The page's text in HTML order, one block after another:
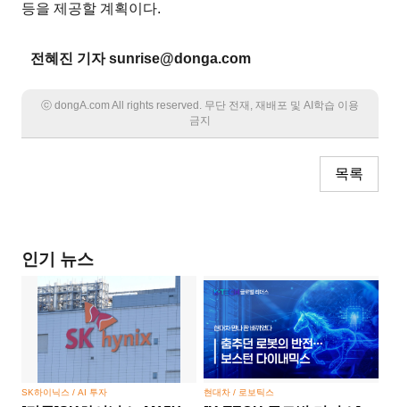
등을 제공할 계획이다.
전혜진 기자 sunrise@donga.com
ⓒ dongA.com All rights reserved. 무단 전재, 재배포 및 AI학습 이용
금지
목록
인기 뉴스
SK하이닉스 / AI 투자 현대차 / 로보틱스